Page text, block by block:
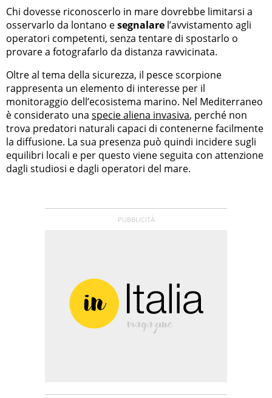
Chi dovesse riconoscerlo in mare dovrebbe limitarsi a
osservarlo da lontano esegnalare l’avvistamento agli
operatori competenti, senza tentare di spostarlo o
provare a fotografarlo da distanza ravvicinata.
Oltre al tema della sicurezza, il pesce scorpione
rappresenta un elemento di interesse per il
monitoraggio dell’ecosistema marino. Nel Mediterraneo
è considerato una specie aliena invasiva, perché non
trova predatori naturali capaci di contenerne facilmente
la diffusione. La sua presenza può quindi incidere sugli
equilibri locali e per questo viene seguita con attenzione
dagli studiosi e dagli operatori del mare.